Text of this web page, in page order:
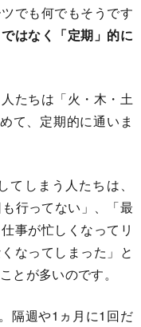
でも何でもそうです
はなく「定期」的に
たちは「火・木・土
て、定期的に通いま
しまう人たちは、
行ってない」、「最
事が忙しくなってリ
なってしまった」と
とが多いのです。
隔週や1ヵ月に1回だ